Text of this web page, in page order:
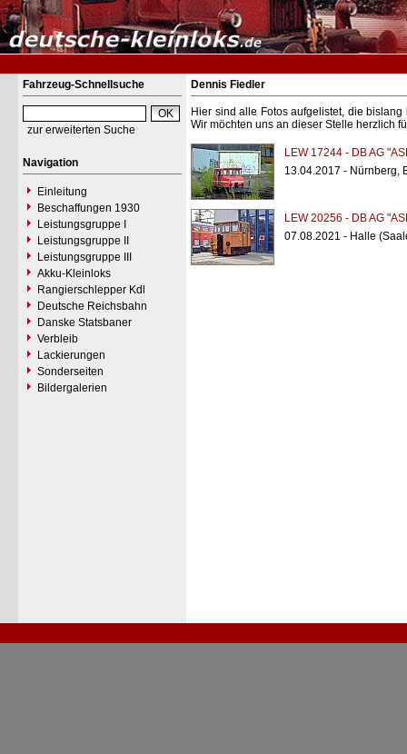
Fahrzeug-Schnellsuche
zur erweiterten Suche
Navigation
Einleitung
Beschaffungen 1930
Leistungsgruppe I
Leistungsgruppe II
Leistungsgruppe III
Akku-Kleinloks
Rangierschlepper Kdl
Deutsche Reichsbahn
Danske Statsbaner
Verbleib
Lackierungen
Sonderseiten
Bildergalerien
Dennis Fiedler
Hier sind alle Fotos aufgelistet, die
Wir möchten uns an dieser Stelle herzlich
LEW 17244 - DB AG
13.04.2017 - Nürnberg,
LEW 20256 - DB AG
07.08.2021 - Halle